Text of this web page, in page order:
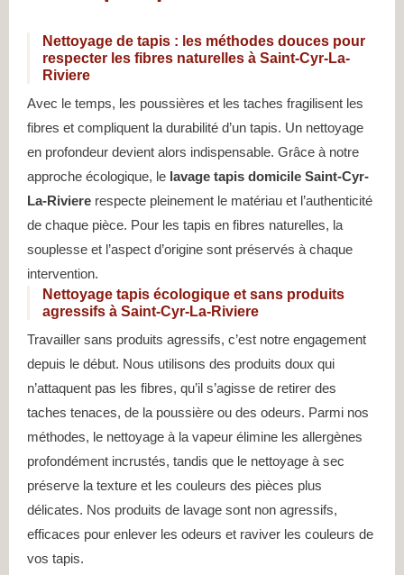
Nettoyage de tapis : les méthodes douces pour
respecter les fibres naturelles à Saint-Cyr-La-
Riviere
Avec le temps, les poussières et les taches fragilisent les
fibres et compliquent la durabilité d’un tapis. Un nettoyage
en profondeur devient alors indispensable. Grâce à notre
approche écologique, le lavage tapis domicile Saint-Cyr-
La-Riviere respecte pleinement le matériau et l’authenticité
de chaque pièce. Pour les tapis en fibres naturelles, la
souplesse et l’aspect d’origine sont préservés à chaque
intervention.
Nettoyage tapis écologique et sans produits
agressifs à Saint-Cyr-La-Riviere
Travailler sans produits agressifs, c’est notre engagement
depuis le début. Nous utilisons des produits doux qui
n’attaquent pas les fibres, qu’il s’agisse de retirer des
taches tenaces, de la poussière ou des odeurs. Parmi nos
méthodes, le nettoyage à la vapeur élimine les allergènes
profondément incrustés, tandis que le nettoyage à sec
préserve la texture et les couleurs des pièces plus
délicates. Nos produits de lavage sont non agressifs,
efficaces pour enlever les odeurs et raviver les couleurs de
vos tapis.